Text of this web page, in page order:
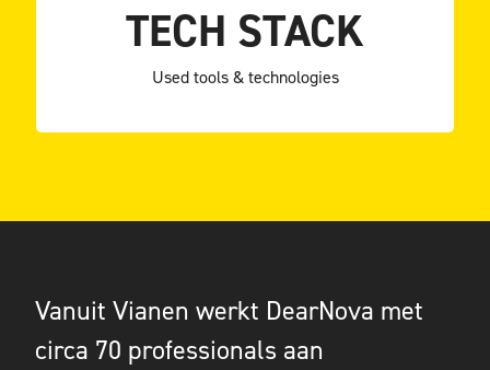
TECH STACK
Used tools & technologies
Vanuit Vianen werkt DearNova met
circa 70 professionals aan